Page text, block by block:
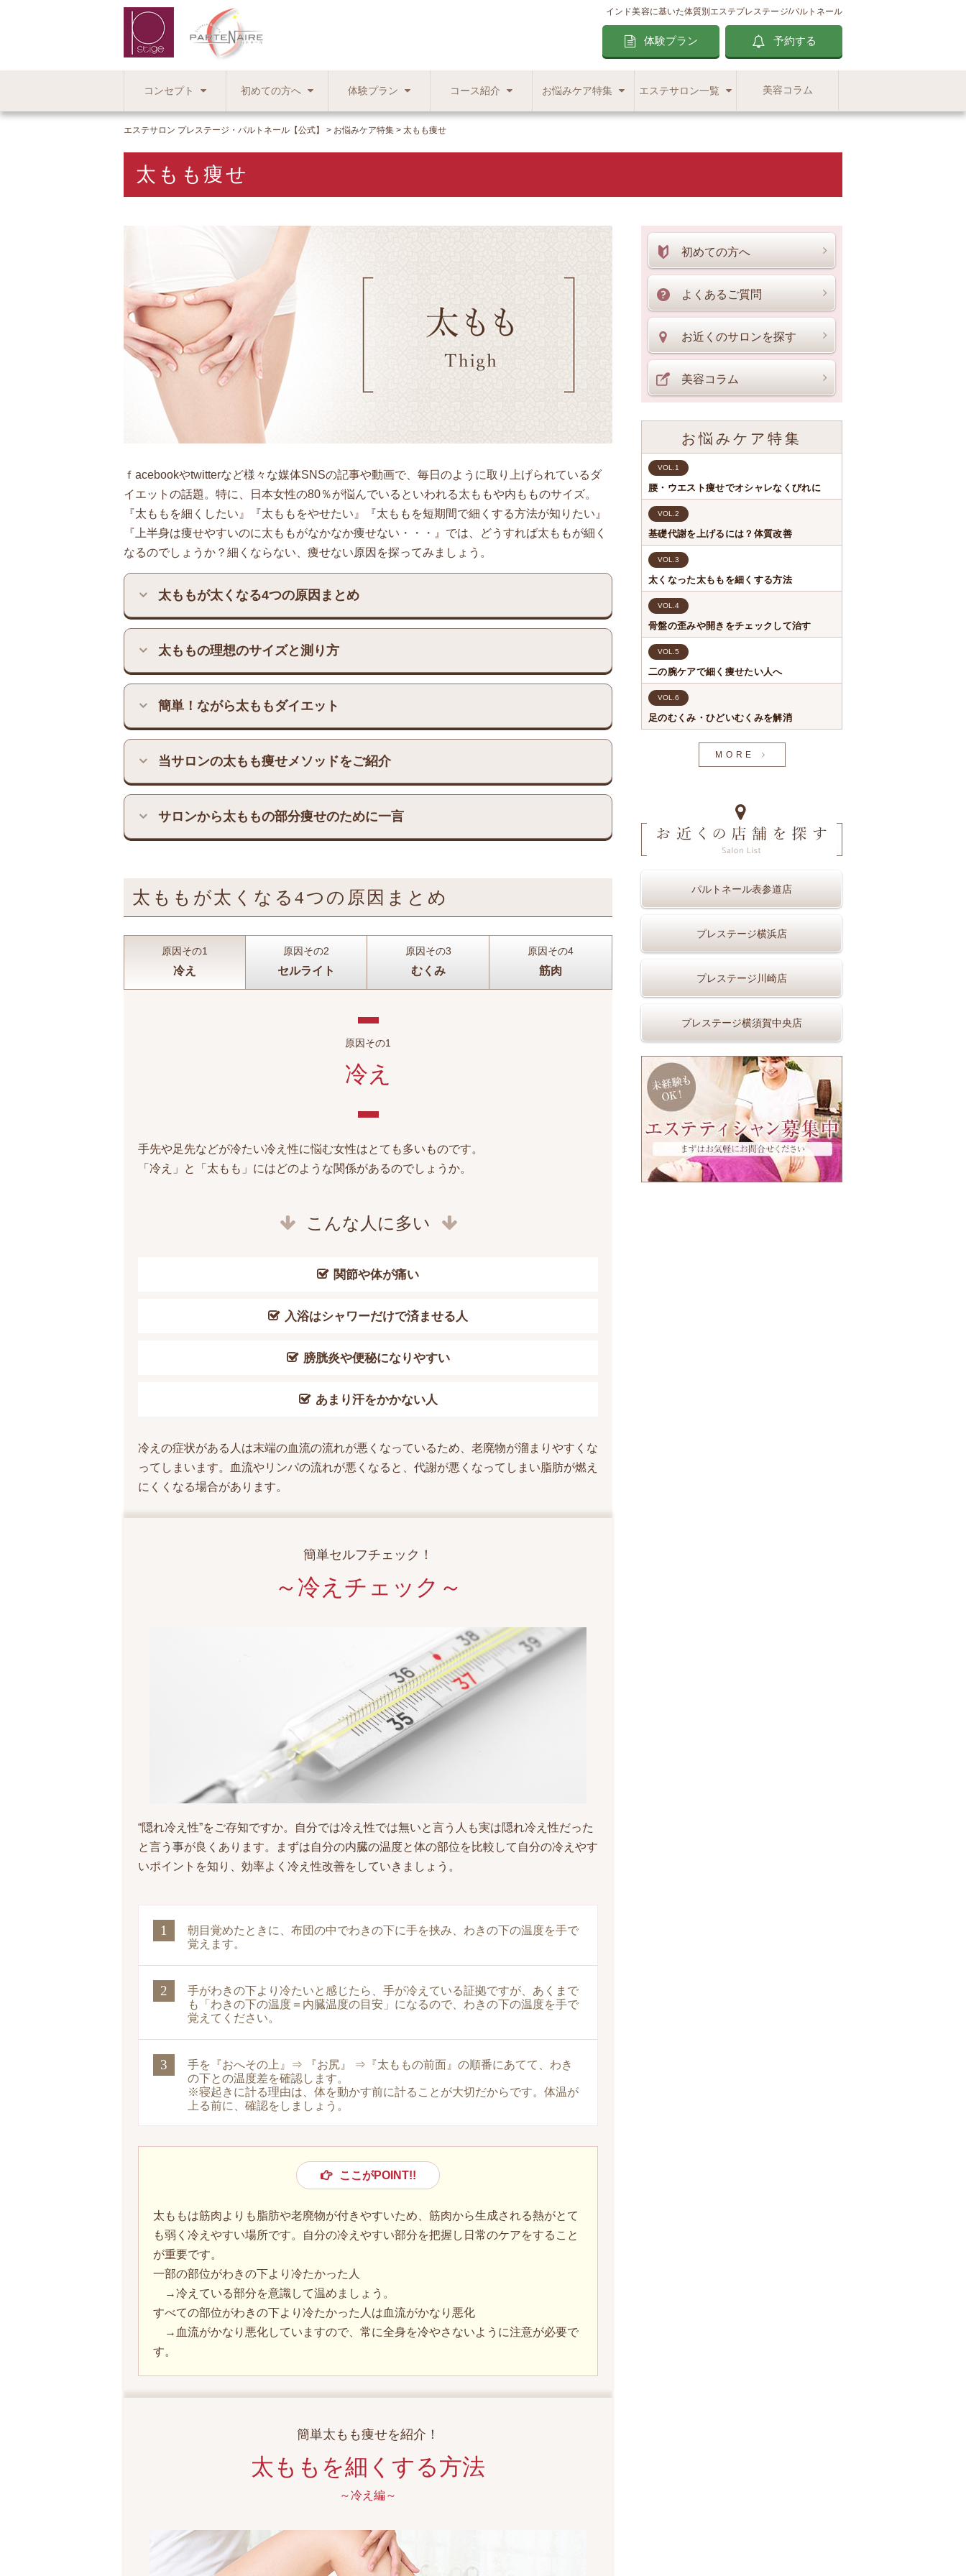
インド美容に基いた体質別エステプレステージ/パルトネール
体験プラン 予約する
コンセプト 初めての方へ 体験プラン コース紹介 お悩みケア特集 エステサロン一覧 美容コラム
エステサロン プレステージ・パルトネール【公式】 お悩みケア特集 太もも痩せ
太もも痩せ
ｆacebookやtwitterなど様々な媒体SNSの記事や動画で、毎日のように取り上げられているダ
イエットの話題。特に、日本女性の80％が悩んでいるといわれる太ももや内もものサイズ。
『太ももを細くしたい』『太ももをやせたい』『太ももを短期間で細くする方法が知りたい』
『上半身は痩せやすいのに太ももがなかなか痩せない・・・』では、どうすれば太ももが細く
なるのでしょうか？細くならない、痩せない原因を探ってみましょう。
太ももが太くなる4つの原因まとめ
太ももの理想のサイズと測り方
簡単！ながら太ももダイエット
当サロンの太もも痩せメソッドをご紹介
サロンから太ももの部分痩せのために一言
太ももが太くなる4つの原因まとめ
原因その1
冷え
原因その2
セルライト
原因その3
むくみ
原因その4
筋肉
原因その1
冷え
手先や足先などが冷たい冷え性に悩む女性はとても多いものです。
「冷え」と「太もも」にはどのような関係があるのでしょうか。
こんな人に多い
関節や体が痛い
入浴はシャワーだけで済ませる人
膀胱炎や便秘になりやすい
あまり汗をかかない人
冷えの症状がある人は末端の血流の流れが悪くなっているため、老廃物が溜まりやすくな
ってしまいます。血流やリンパの流れが悪くなると、代謝が悪くなってしまい脂肪が燃え
にくくなる場合があります。
簡単セルフチェック！
～冷えチェック～
“隠れ冷え性”をご存知ですか。自分では冷え性では無いと言う人も実は隠れ冷え性だった
と言う事が良くあります。まずは自分の内臓の温度と体の部位を比較して自分の冷えやす
いポイントを知り、効率よく冷え性改善をしていきましょう。
1
朝目覚めたときに、布団の中でわきの下に手を挟み、わきの下の温度を手で
覚えます。
2
手がわきの下より冷たいと感じたら、手が冷えている証拠ですが、あくまで
も「わきの下の温度＝内臓温度の目安」になるので、わきの下の温度を手で
覚えてください。
3
手を『おへその上』⇒ 『お尻』 ⇒『太ももの前面』の順番にあてて、わき
の下との温度差を確認します。
※寝起きに計る理由は、体を動かす前に計ることが大切だからです。体温が
上る前に、確認をしましょう。
ここがPOINT!!
太ももは筋肉よりも脂肪や老廃物が付きやすいため、筋肉から生成される熱がとて
も弱く冷えやすい場所です。自分の冷えやすい部分を把握し日常のケアをすること
が重要です。
一部の部位がわきの下より冷たかった人
→冷えている部分を意識して温めましょう。
すべての部位がわきの下より冷たかった人は血流がかなり悪化
→血流がかなり悪化していますので、常に全身を冷やさないように注意が必要で
す。
簡単太もも痩せを紹介！
太ももを細くする方法
～冷え編～
初めての方へ
よくあるご質問
お近くのサロンを探す
美容コラム
お悩みケア特集
VOL.1
腰・ウエスト痩せでオシャレなくびれに
VOL.2
基礎代謝を上げるには？体質改善
VOL.3
太くなった太ももを細くする方法
VOL.4
骨盤の歪みや開きをチェックして治す
VOL.5
二の腕ケアで細く痩せたい人へ
VOL.6
足のむくみ・ひどいむくみを解消
MORE
パルトネール表参道店
プレステージ横浜店
プレステージ川崎店
プレステージ横須賀中央店